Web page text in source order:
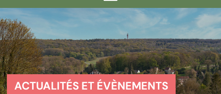
ACTUALITÉS ET ÉVÈNEMENTS